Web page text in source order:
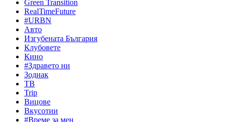
Green Transition
RealTimeFuture
#URBN
Авто
Изгубената България
Клубовете
Кино
#Здравето ни
Зодиак
ТВ
Trip
Вицове
Вкусотии
#Време за мен